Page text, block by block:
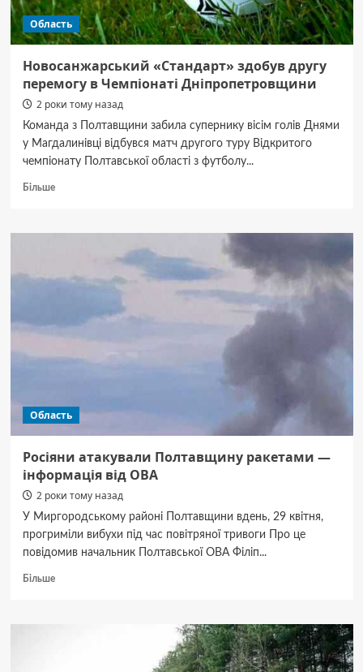
Область
Новосанжарський «Стандарт» здобув другу
перемогу в Чемпіонаті Дніпропетровщини
2 роки тому назад
Команда з Полтавщини забила супернику вісім голів Днями
у Магдалинівці відбувся матч другого туру Відкритого
чемпіонату Полтавської області з футболу...
БільшеДокладніше
«Стандарт»
перемогу
Дніпропетровщини
Область
Росіяни атакували Полтавщину ракетами —
інформація від ОВА
2 роки тому назад
У Миргородському районі Полтавщини вдень, 29 квітня,
прогриміли вибухи під час повітряної тривоги Про це
повідомив начальник Полтавської ОВА Філіп...
БільшеДокладніше